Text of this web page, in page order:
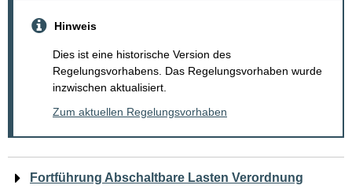
Hinweis
Dies ist eine historische Version des
Regelungsvorhabens. Das Regelungsvorhaben wurde
inzwischen aktualisiert.
Zum aktuellen Regelungsvorhaben
Navigation
Fortführung Abschaltbare Lasten Verordnung